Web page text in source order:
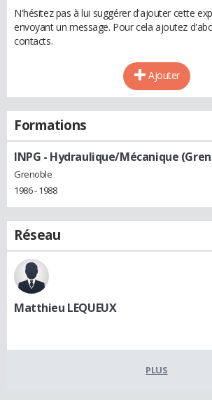
N'hésitez pas à lui suggérer d'ajouter cette
envoyant un message. Pour cela ajoutez
contacts.
Ajouter
Formations
INPG - Hydraulique/Mécanique
Grenoble
1986 - 1988
Réseau
Matthieu LEQUEUX
PLUS